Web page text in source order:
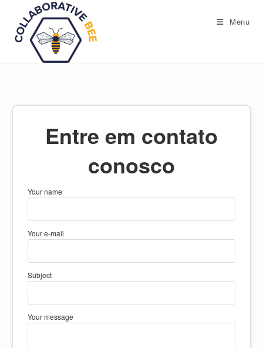
conteúdo
Menu
Entre em contato
conosco
Your name
Your e-mail
Subject
Your message